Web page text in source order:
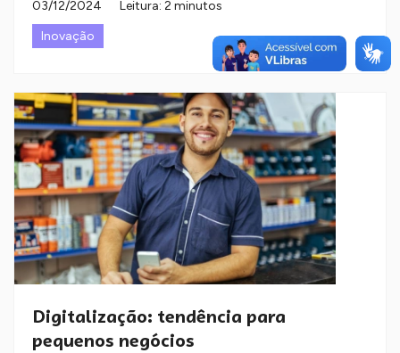
03/12/2024
Leitura: 2 minutos
Inovação
Digitalização: tendência para
pequenos negócios